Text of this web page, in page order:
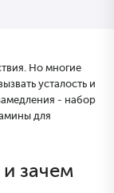
Но многие
усталость и
- набор
для
зачем